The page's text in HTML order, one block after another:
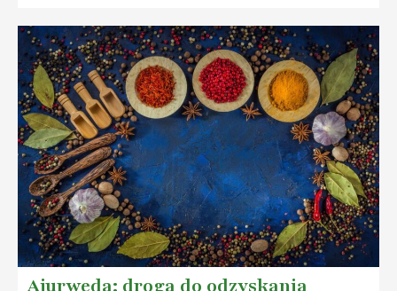
Ajurweda: droga do odzyskania